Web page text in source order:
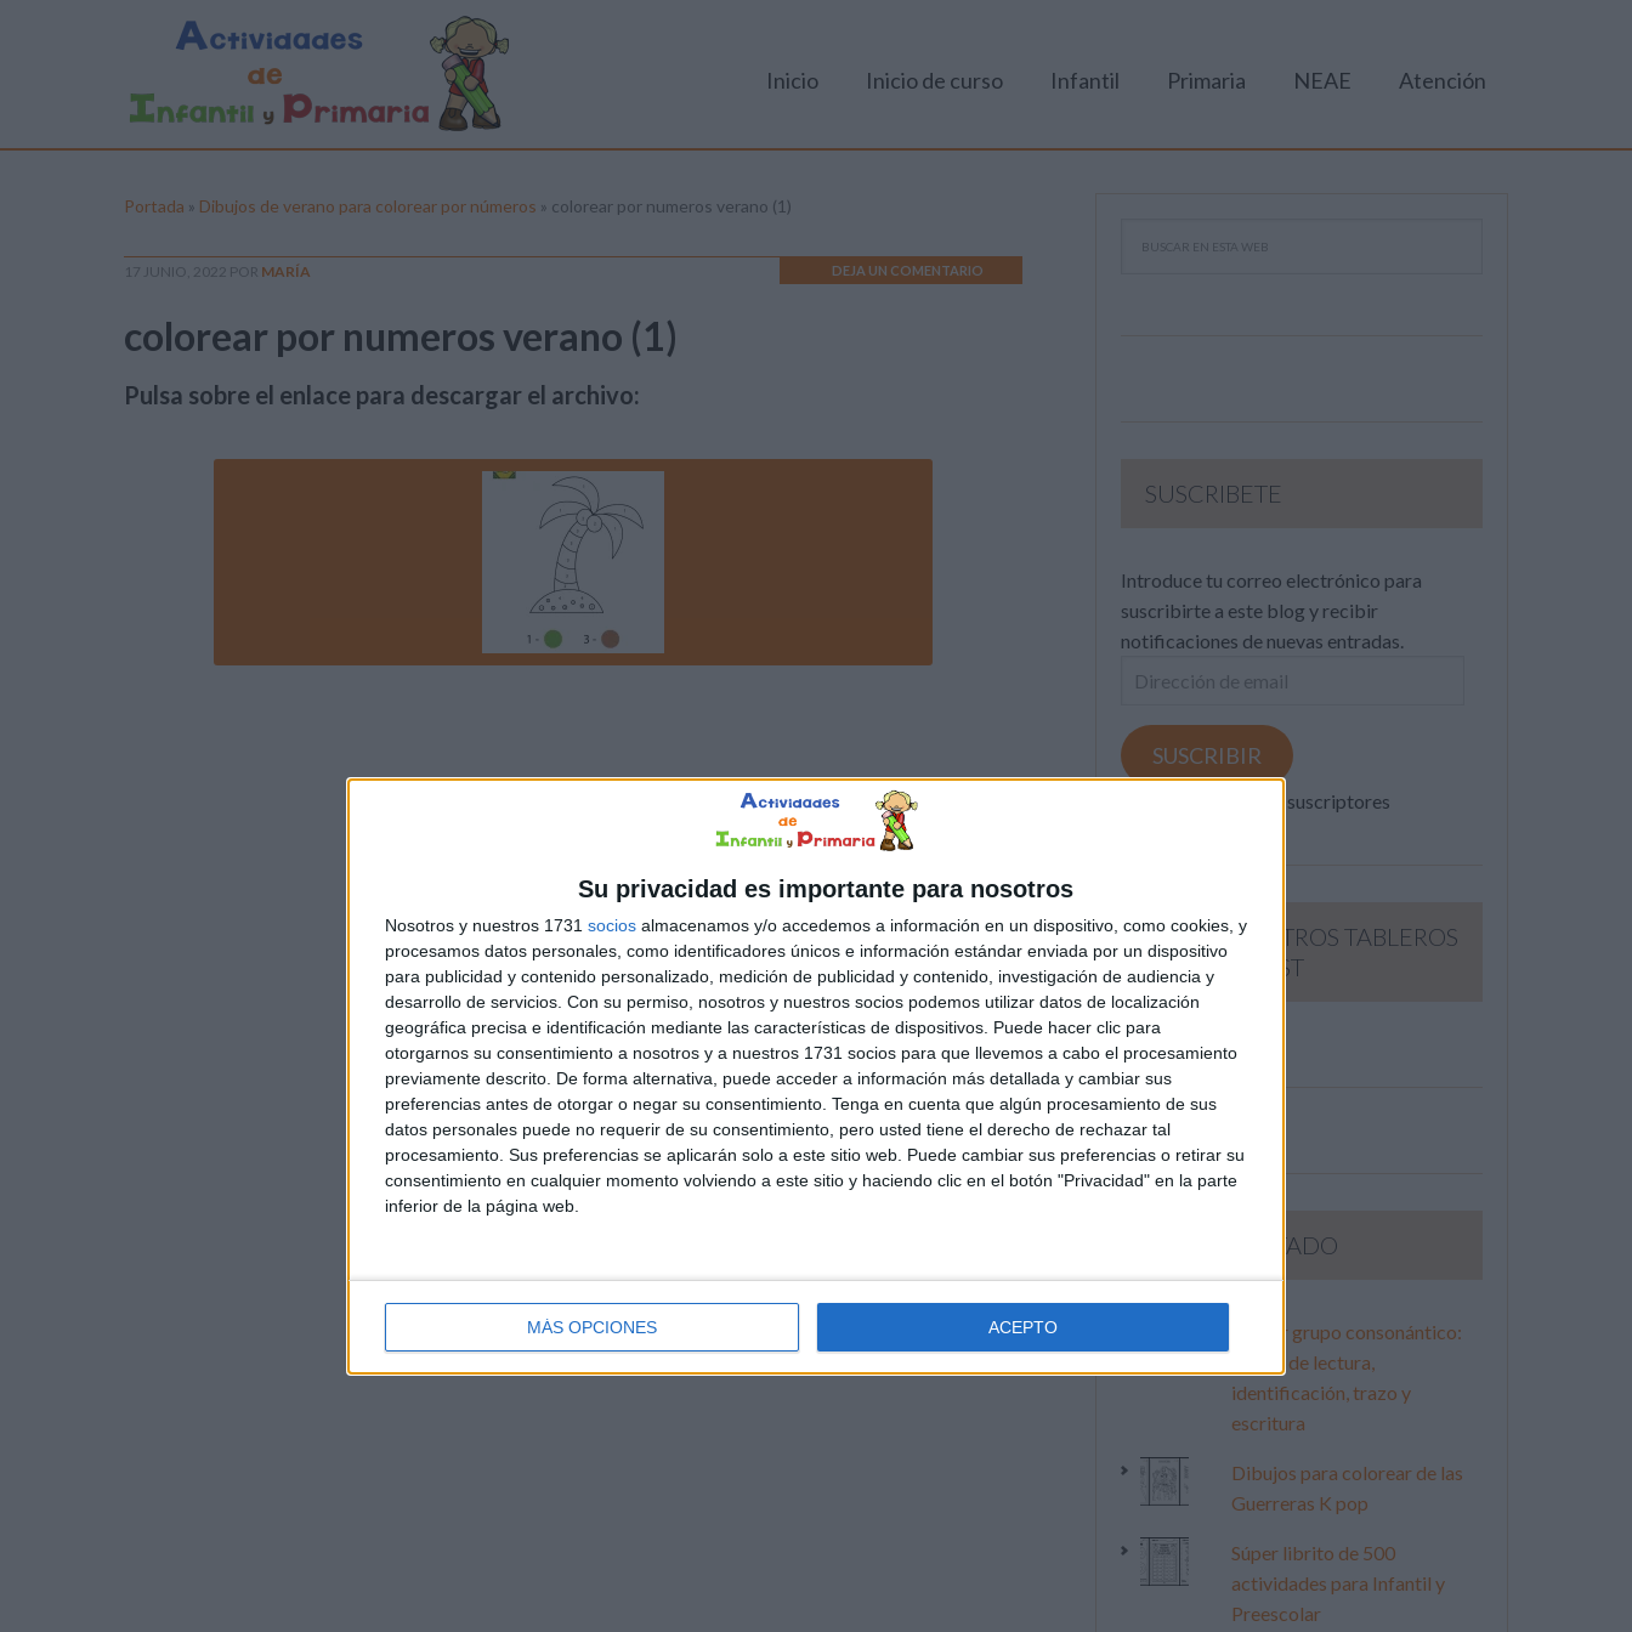
Su privacidad es importante para nosotros
Nosotros y nuestros 1731 socios almacenamos y/o accedemos a información en un dispositivo, como cookies, y
procesamos datos personales, como identificadores únicos e información estándar enviada por un dispositivo
para publicidad y contenido personalizado, medición de publicidad y contenido, investigación de audiencia y
desarrollo de servicios. Con su permiso, nosotros y nuestros socios podemos utilizar datos de localización
geográfica precisa e identificación mediante las características de dispositivos. Puede hacer clic para
otorgarnos su consentimiento a nosotros y a nuestros 1731 socios para que llevemos a cabo el procesamiento
previamente descrito. De forma alternativa, puede acceder a información más detallada y cambiar sus
preferencias antes de otorgar o negar su consentimiento. Tenga en cuenta que algún procesamiento de sus
datos personales puede no requerir de su consentimiento, pero usted tiene el derecho de rechazar tal
procesamiento. Sus preferencias se aplicarán solo a este sitio web. Puede cambiar sus preferencias o retirar su
consentimiento en cualquier momento volviendo a este sitio y haciendo clic en el botón "Privacidad" en la parte
inferior de la página web.
MÁS OPCIONES ACEPTO
Inicio Inicio de curso Infantil Primaria NEAE Atención
Portada » Dibujos de verano para colorear por números » colorear por numeros verano (1)
17 JUNIO, 2022 POR MARÍA DEJA UN COMENTARIO
colorear por numeros verano (1)
Pulsa sobre el enlace para descargar el archivo:
SUSCRIBETE
Introduce tu correo electrónico para
suscribirte a este blog y recibir
notificaciones de nuevas entradas.
Dirección
email
SUSCRIBIR
Únete a otros 371K suscriptores
SIGUE NUESTROS TABLEROS
EN PINTEREST
LO MÁS VISITADO
Primer grupo consonántico:
Fichas de lectura,
identificación, trazo y
escritura
Dibujos para colorear de las
Guerreras K pop
Súper librito de 500
actividades para Infantil y
Preescolar